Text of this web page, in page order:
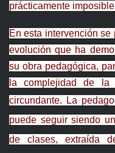
prácticamente
En esta intervención
evolución que ha
su obra pedagógica,
la complejidad de la
circundante.
La
puede seguir siendo
de clases, extraída